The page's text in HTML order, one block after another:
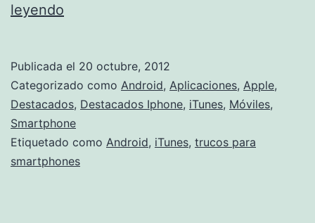
leyendo
o
tablet
en
Publicada el 20 octubre, 2012
Categorizado como Android, Aplicaciones, Apple,
Destacados, Destacados Iphone, iTunes, Móviles,
Smartphone
Etiquetado como Android, iTunes, trucos para
smartphones